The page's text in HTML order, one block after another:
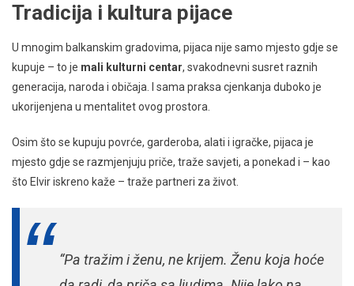
Tradicija i kultura pijace
U mnogim balkanskim gradovima, pijaca nije samo mjesto gdje se
kupuje – to je mali kulturni centar, svakodnevni susret raznih
generacija, naroda i običaja. I sama praksa cjenkanja duboko je
ukorijenjena u mentalitet ovog prostora.
Osim što se kupuju povrće, garderoba, alati i igračke, pijaca je
mjesto gdje se razmjenjuju priče, traže savjeti, a ponekad i – kao
što Elvir iskreno kaže – traže partneri za život.
“Pa tražim i ženu, ne krijem. Ženu koja hoće